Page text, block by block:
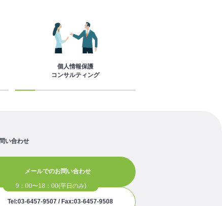
個人情報保護
コンサルティング
い合わせ
メールでのお問い合わせ
Tel:03-6457-9507 / Fax:03-6457-9508